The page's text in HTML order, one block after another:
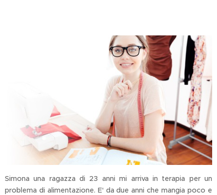
Simona una ragazza di 23 anni mi arriva in terapia per un
problema di alimentazione. E' da due anni che mangia poco e